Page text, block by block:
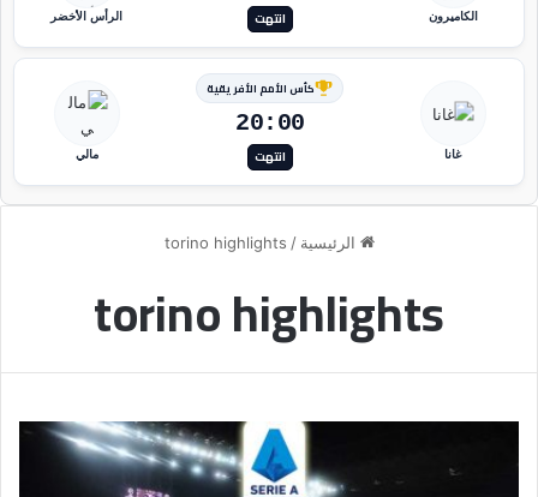
الكاميرون انتهت الرأس الأخضر
غانا
كأس الأمم الأفريقية
20:00
انتهت مالي
الرئيسية /
torino highlights
torino highlights